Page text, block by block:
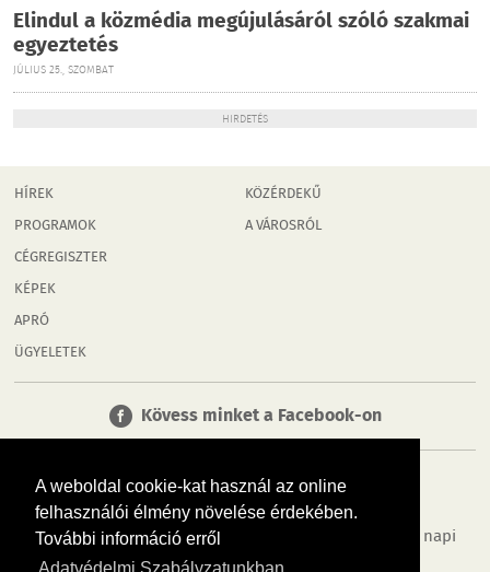
A weboldal cookie-kat használ az online
felhasználói élmény növelése érdekében.
További információ erről
Elindul a közmédia megújulásáról szóló szakmai
egyeztetés
JÚLIUS 25., SZOMBAT
HIRDETÉS
HÍREK
PROGRAMOK
CÉGREGISZTER
KÉPEK
APRÓ
ÜGYELETEK
KÖZÉRDEKŰ
A VÁROSRÓL
Kövess minket a Facebook-on
Tudj meg többet városodról! Hírek, programok, képek, napi
menü, cégek…. és minden, ami Győr